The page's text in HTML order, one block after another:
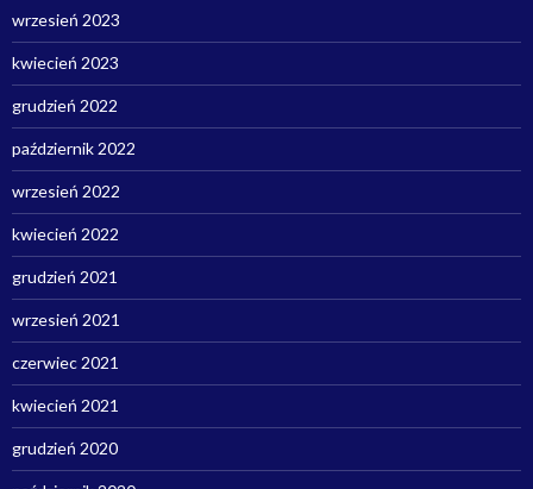
wrzesień 2023
kwiecień 2023
grudzień 2022
październik 2022
wrzesień 2022
kwiecień 2022
grudzień 2021
wrzesień 2021
czerwiec 2021
kwiecień 2021
grudzień 2020